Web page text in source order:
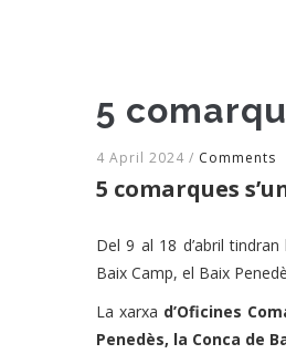
5
4 April 2024 / Comments
5 comarques
Del 9 al 18 d’abril
Baix Camp, el Baix
La xarxa d’Oficines
Penedès, la Conca de